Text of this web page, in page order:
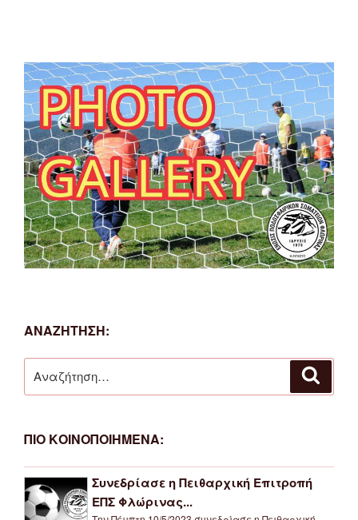
ΑΝΑΖΗΤΗΣΗ:
για:
ΠΙΟ ΚΟΙΝΟΠΟΙΗΜΕΝΑ:
Συνεδρίασε η Πειθαρχική Επιτροπή
ΕΠΣ Φλώρινας...